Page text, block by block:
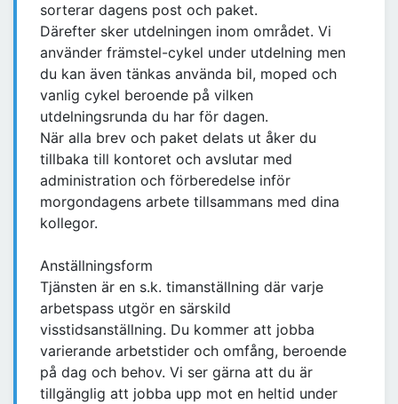
sorterar dagens post och paket.
Därefter sker utdelningen inom området. Vi
använder främstel-cykel under utdelning men
du kan även tänkas använda bil, moped och
vanlig cykel beroende på vilken
utdelningsrunda du har för dagen.
När alla brev och paket delats ut åker du
tillbaka till kontoret och avslutar med
administration och förberedelse inför
morgondagens arbete tillsammans med dina
kollegor.
Anställningsform
Tjänsten är en s.k. timanställning där varje
arbetspass utgör en särskild
visstidsanställning. Du kommer att jobba
varierande arbetstider och omfång, beroende
på dag och behov. Vi ser gärna att du är
tillgänglig att jobba upp mot en heltid under